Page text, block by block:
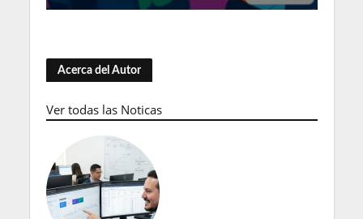
Acerca del Autor
Ver todas las Noticas